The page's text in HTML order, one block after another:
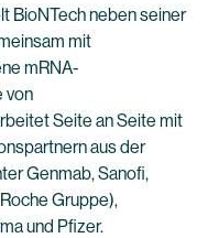
BioNTech neben seiner
mit
mRNA-
von
Seite an Seite mit
aus der
Genmab, Sanofi,
Gruppe),
und Pfizer.